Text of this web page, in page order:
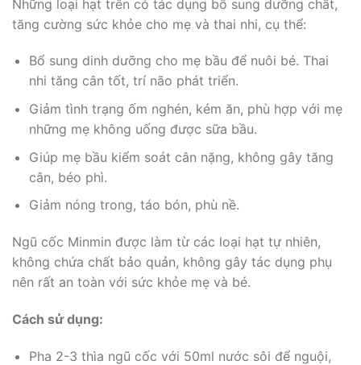
Những loại hạt trên có tác dụng bổ sung dưỡng chất,
tăng cường sức khỏe cho mẹ và thai nhi, cụ thể:
Bổ sung dinh dưỡng cho mẹ bầu để nuôi bé. Thai
nhi tăng cân tốt, trí não phát triển.
Giảm tình trạng ốm nghén, kém ăn, phù hợp với mẹ
những mẹ không uống được sữa bầu.
Giúp mẹ bầu kiểm soát cân nặng, không gây tăng
cân, béo phì.
Giảm nóng trong, táo bón, phù nề.
Ngũ cốc Minmin được làm từ các loại hạt tự nhiên,
không chứa chất bảo quản, không gây tác dụng phụ
nên rất an toàn với sức khỏe mẹ và bé.
Cách sử dụng:
Pha 2-3 thìa ngũ cốc với 50ml nước sôi để nguội,